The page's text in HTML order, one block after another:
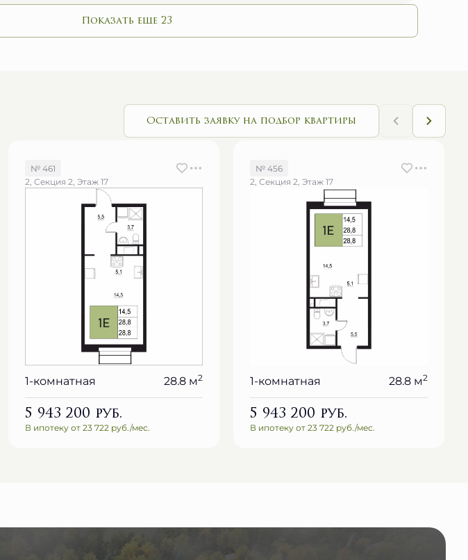
Показать еще 23
Оставить заявку на подбор квартиры
№ 461
2, Секция 2, Этаж 17
1-комнатная 28.8 м2
5 943 200 руб.
В ипотеку от 23 722 руб./мес.
№ 456
2, Секция 2, Этаж 17
1-комнатная 28.8 м2
5 943 200 руб.
В ипотеку от 23 722 руб./мес.